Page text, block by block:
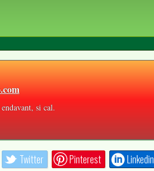
si cal.
Twitter Pinterest Linkedin